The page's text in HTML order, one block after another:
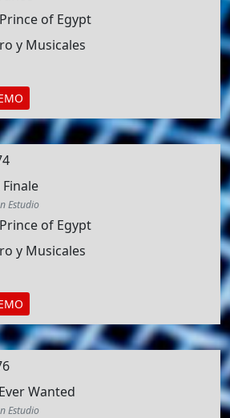
of Egypt
y Musicales
Estudio
of Egypt
y Musicales
Wanted
Estudio